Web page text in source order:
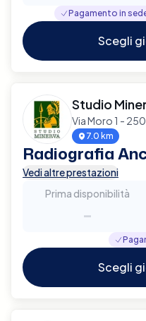
Pagamento in
Scegli
Studio
Via Moro 1 -
7.0 km
Radiografia
Vedi altre prestazioni
Prima disponibilità
-
Scegli